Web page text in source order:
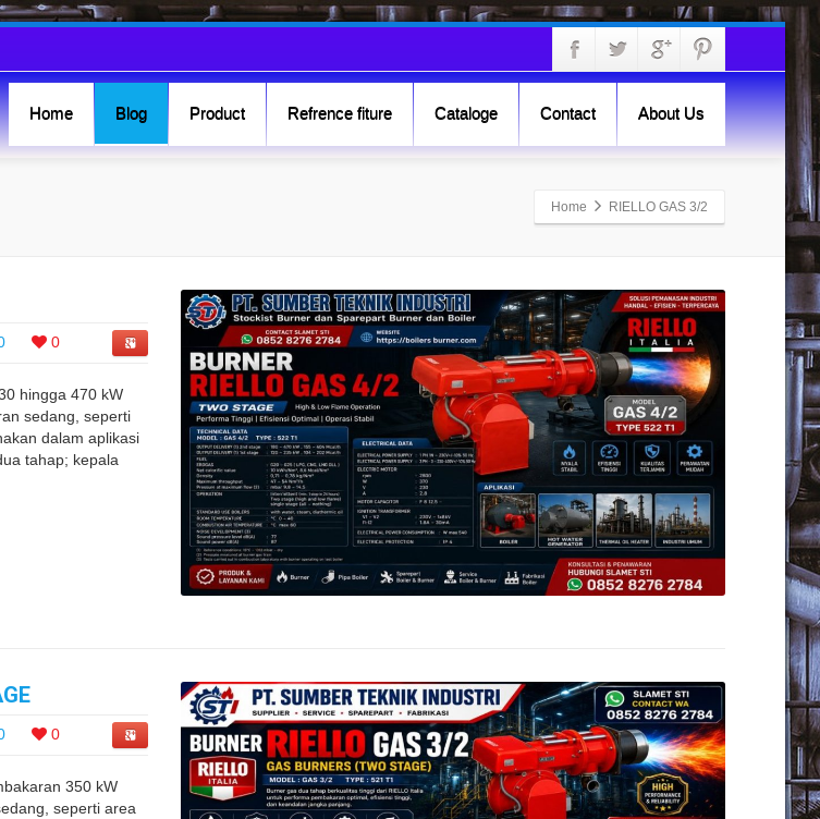
Home Blog Product Refrence fiture Cataloge Contact About Us
Home RIELLO GAS 3/2
0
hingga 470 kW
sedang, seperti
dalam aplikasi
tahap; kepala
0
350 kW
seperti area